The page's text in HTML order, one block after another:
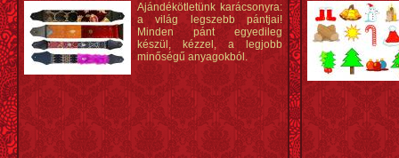
Ajándékötletünk karácsonyra:
a világ legszebb pántjai!
Minden pánt egyedileg
készül, kézzel, a legjobb
minőségű anyagokból.